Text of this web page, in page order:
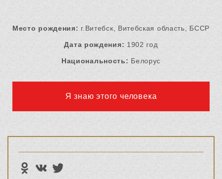
Место рождения: г.Витебск, Витебская область, БССР
Дата рождения: 1902 год
Национальность: Белорус
Я знаю этого человека